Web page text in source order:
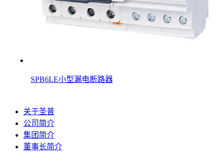
SPB6LE小型漏电断路器
关于圣普
公司简介
集团简介
董事长简介